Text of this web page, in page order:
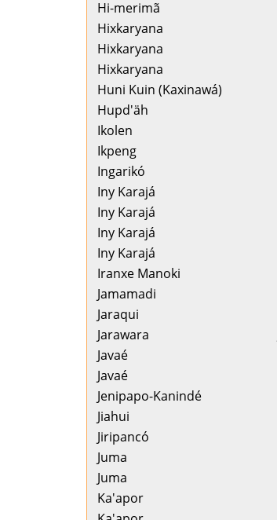
Hi-merimã
Hixkaryana
Hixkaryana
Hixkaryana
Huni Kuin (Kaxinawá)
Hupd'äh
Ikolen
Ikpeng
Ingarikó
Iny Karajá
Iny Karajá
Iny Karajá
Iny Karajá
Iranxe Manoki
Jamamadi
Jaraqui
Jarawara
Javaé
Javaé
Jenipapo-Kanindé
Jiahui
Jiripancó
Juma
Juma
Ka'apor